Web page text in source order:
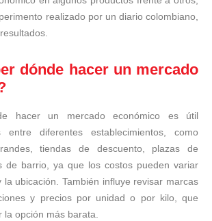
realizado por un diario colombiano,
dónde hacer un mercado
hacer un mercado económico es útil
entre diferentes establecimientos, como
tiendas de descuento, plazas de
de barrio, ya que los costos pueden variar
ubicación. También influye revisar marcas
y precios por unidad o por kilo, que
la opción más barata.